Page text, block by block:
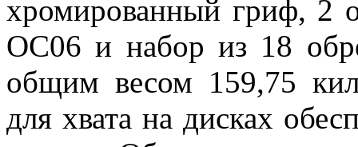
хромированный гриф, 2
OC06 и набор из 18
общим весом 159,75
для хвата на дисках